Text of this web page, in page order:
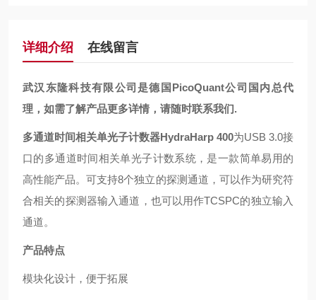
详细介绍 在线留言
武汉东隆科技有限公司是德国PicoQuant公司国内总代
理，如需了解产品更多详情，请随时联系我们.
多通道时间相关单光子计数器HydraHarp 400为USB 3.0接
口的多通道时间相关单光子计数系统，是一款简单易用的
高性能产品。可支持8个独立的探测通道，可以作为研究符
合相关的探测器输入通道，也可以用作TCSPC的独立输入
通道。
产品特点
模块化设计，便于拓展